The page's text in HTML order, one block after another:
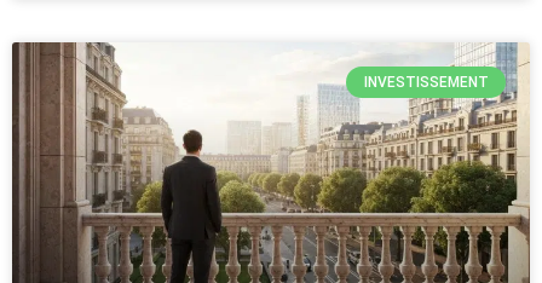
INVESTISSEMENT